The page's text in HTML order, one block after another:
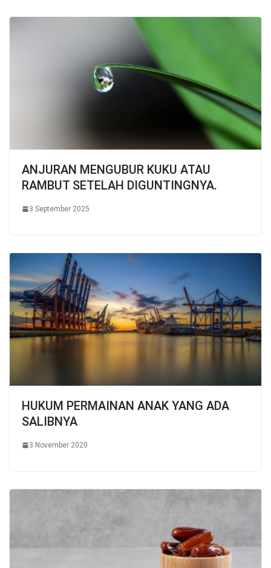
ANJURAN MENGUBUR KUKU ATAU
RAMBUT SETELAH DIGUNTINGNYA.
3 September 2025
HUKUM PERMAINAN ANAK YANG ADA
SALIBNYA
3 November 2020